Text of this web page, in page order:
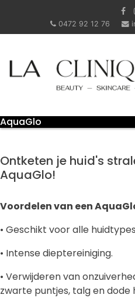
0472 92 12 76
AquaGlo
Ontketen je huid's
AquaGlo!
Voordelen van een
• Geschikt voor alle
• Intense dieptereiniging.
• Verwijderen van
zwarte puntjes, talg en dode